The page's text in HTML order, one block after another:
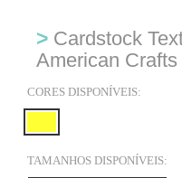
> Cardstock
American Crafts
CORES DISPONÍVEIS:
TAMANHOS DISPONÍVEIS: